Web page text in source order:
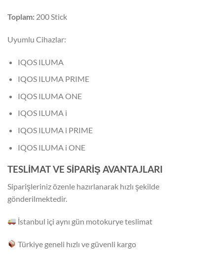
Toplam: 200 Stick
Uyumlu Cihazlar:
IQOS ILUMA
IQOS ILUMA PRIME
IQOS ILUMA ONE
IQOS ILUMA i
IQOS ILUMA i PRIME
IQOS ILUMA i ONE
TESLİMAT VE SİPARİŞ AVANTAJLARI
Siparişleriniz özenle hazırlanarak hızlı şekilde
gönderilmektedir.
İstanbul içi aynı gün motokurye teslimat
Türkiye geneli hızlı ve güvenli kargo